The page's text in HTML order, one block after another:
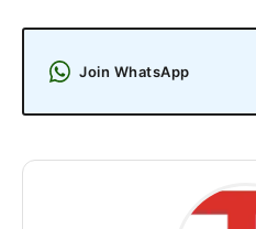
Join WhatsApp